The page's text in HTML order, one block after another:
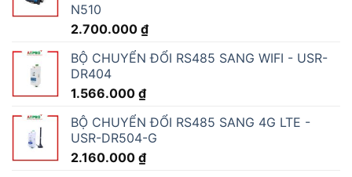
N510
2.700.000 ₫
BỘ CHUYỂN ĐỔI RS485 SANG WIFI - USR-
DR404
1.566.000 ₫
BỘ CHUYỂN ĐỔI RS485 SANG 4G LTE -
USR-DR504-G
2.160.000 ₫